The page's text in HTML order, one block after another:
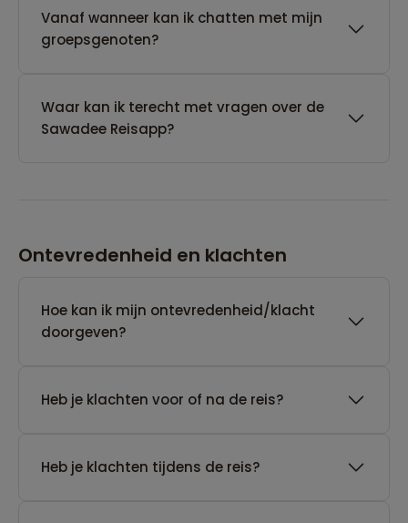
Vanaf wanneer kan ik chatten met mijn
groepsgenoten?
Waar kan ik terecht met vragen over de
Sawadee Reisapp?
Ontevredenheid en klachten
Hoe kan ik mijn ontevredenheid/klacht
doorgeven?
Heb je klachten voor of na de reis?
Heb je klachten tijdens de reis?